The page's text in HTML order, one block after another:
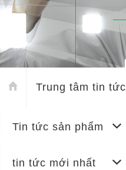
Trung tâm tin tức
Tin tức sản phẩm
tin tức mới nhất